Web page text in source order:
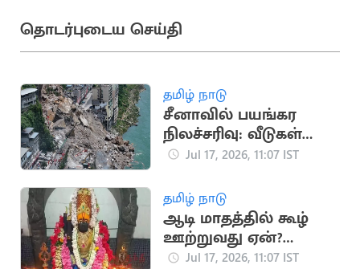
தொடர்புடைய செய்தி
தமிழ் நாடு
சீனாவில் பயங்கர
நிலச்சரிவு: வீடுகள்
இடிந்து பலர்
Jul 17, 2026, 11:07 IST
தமிழ் நாடு
ஆடி மாதத்தில் கூழ்
ஊற்றுவது ஏன்?
முன்னோர்களின்
Jul 17, 2026, 11:07 IST